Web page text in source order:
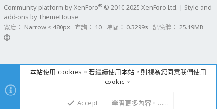
Community platform by XenForo® © 2010-2025 XenForo Ltd. | Style and
add-ons by ThemeHouse
寬度
查詢 10 時間 0.3299s 記憶體 25.19MB
本站使用 cookies。若繼續使用本站，則視為您同意我們使用
cookie。
Accept 學習更多內容。……